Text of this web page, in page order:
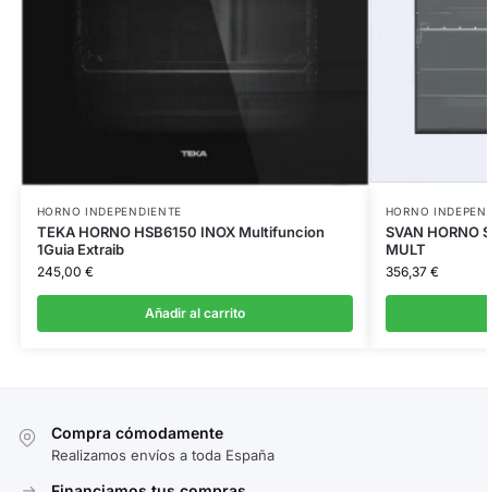
HORNO INDEPENDIENTE
TEKA HORNO HSB6150 INOX Multifuncion
1Guia Extraib
245,00 €
Añadir al carrito
HORNO
SVAN HORNO
MULT
356,37 €
Compra cómodamente
Realizamos envíos a toda España